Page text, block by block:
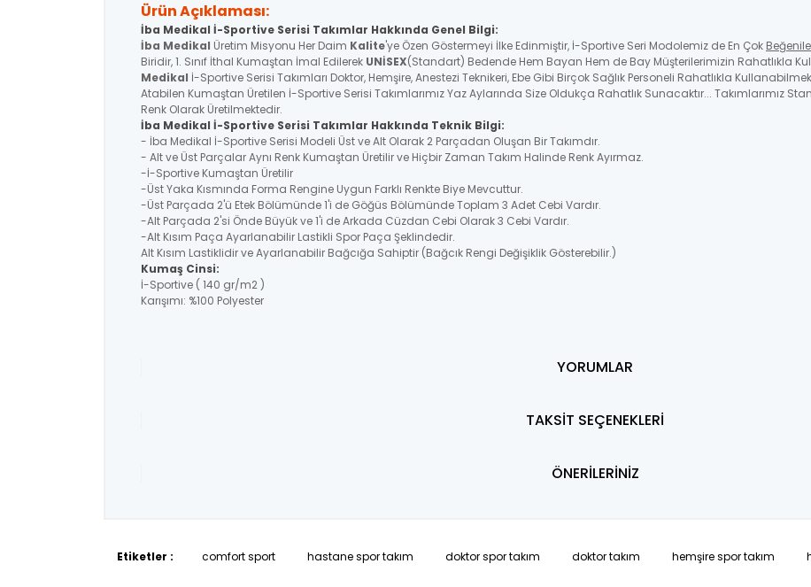
Ürün Açıklaması:
İba Medikal İ-Sportive Serisi Takımlar Hakkında Genel Bilgi:
İba Medikal Üretim Misyonu Her Daim Kalite'ye Özen Göstermeyi İlke Edinmiştir, İ-Sportive Seri Modolemiz de En Çok
Biridir, 1. Sınıf İthal Kumaştan İmal Edilerek UNİSEX(Standart) Bedende Hem Bayan Hem de Bay Müşterilerimizin Rahatlıkla
Medikal İ-Sportive Serisi Takımları Doktor, Hemşire, Anestezi Teknikeri, Ebe Gibi Birçok Sağlık Personeli Rahatlıkla
Atabilen Kumaştan Üretilen İ-Sportive Serisi Takımlarımız Yaz Aylarında Size Oldukça Rahatlık Sunacaktır... Takımlarımız
Renk Olarak Üretilmektedir.
İba Medikal İ-Sportive Serisi Takımlar Hakkında Teknik Bilgi:
- İba Medikal İ-Sportive Serisi Modeli Üst ve Alt Olarak 2 Parçadan Oluşan Bir Takımdır.
- Alt ve Üst Parçalar Aynı Renk Kumaştan Üretilir ve Hiçbir Zaman Takım Halinde Renk Ayırmaz.
-İ-Sportive Kumaştan Üretilir
-Üst Yaka Kısmında Forma Rengine Uygun Farklı Renkte Biye Mevcuttur.
-Üst Parçada 2'ü Etek Bölümünde 1'i de Göğüs Bölümünde Toplam 3 Adet Cebi Vardır.
-Alt Parçada 2'si Önde Büyük ve 1'i de Arkada Cüzdan Cebi Olarak 3 Cebi Vardır.
-Alt Kısım Paça Ayarlanabilir Lastikli Spor Paça Şeklindedir.
Alt Kısım Lastiklidir ve Ayarlanabilir Bağcığa Sahiptir (Bağcık Rengi Değişiklik Gösterebilir.)
Kumaş Cinsi:
İ-Sportive ( 140 gr/m2 )
Karışımı: %100 Polyester
YORUMLAR
TAKSİT SEÇENEKLERİ
ÖNERİLERİNİZ
Etiketler : comfort sport hastane spor takım doktor spor takım doktor takım hemşire spor takım